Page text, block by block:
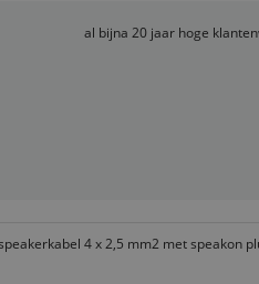
al bijna 20 jaar hoge
4 x 2,5 mm2 met speakon